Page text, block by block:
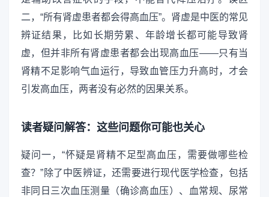
二，“所有肾虚患者都会得高血压”。肾虚是中医的常见
辨证结果，比如长期劳累、年龄增长都可能导致肾
虚，但并非所有肾虚患者都会出现高血压——只有当
肾精不足影响气血运行，导致血管压力升高时，才会
引发高血压，两者没有必然的因果关系。
读者疑问解答：这些问题你可能也关心
疑问一，“怀疑是肾精不足型高血压，需要做哪些检
查？”除了中医辨证，还需要进行现代医学检查，包括
非同日三次血压测量（确诊高血压）、血常规、尿常